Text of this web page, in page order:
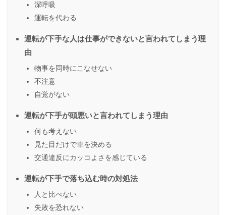
深呼吸
運転を代わる
運転が下手な人は仕事ができないと言われてしまう理
由
物事を同時にこなせない
不注意
自覚がない
運転が下手が頭悪いと言われてしまう理由
何も考えない
見た目だけで車を決める
交通違反にカッコよさを感じている
運転が下手で落ち込む時の対処法
人と比べない
失敗を恐れない